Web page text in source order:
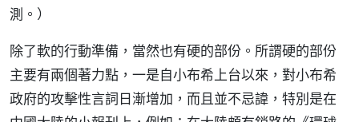
測。）
除了軟的行動準備，當然也有硬的部份。所謂硬的部份
主要有兩個著力點，一是自小布希上台以來，對小布希
政府的攻擊性言詞日漸增加，而且並不忌諱，特別是在